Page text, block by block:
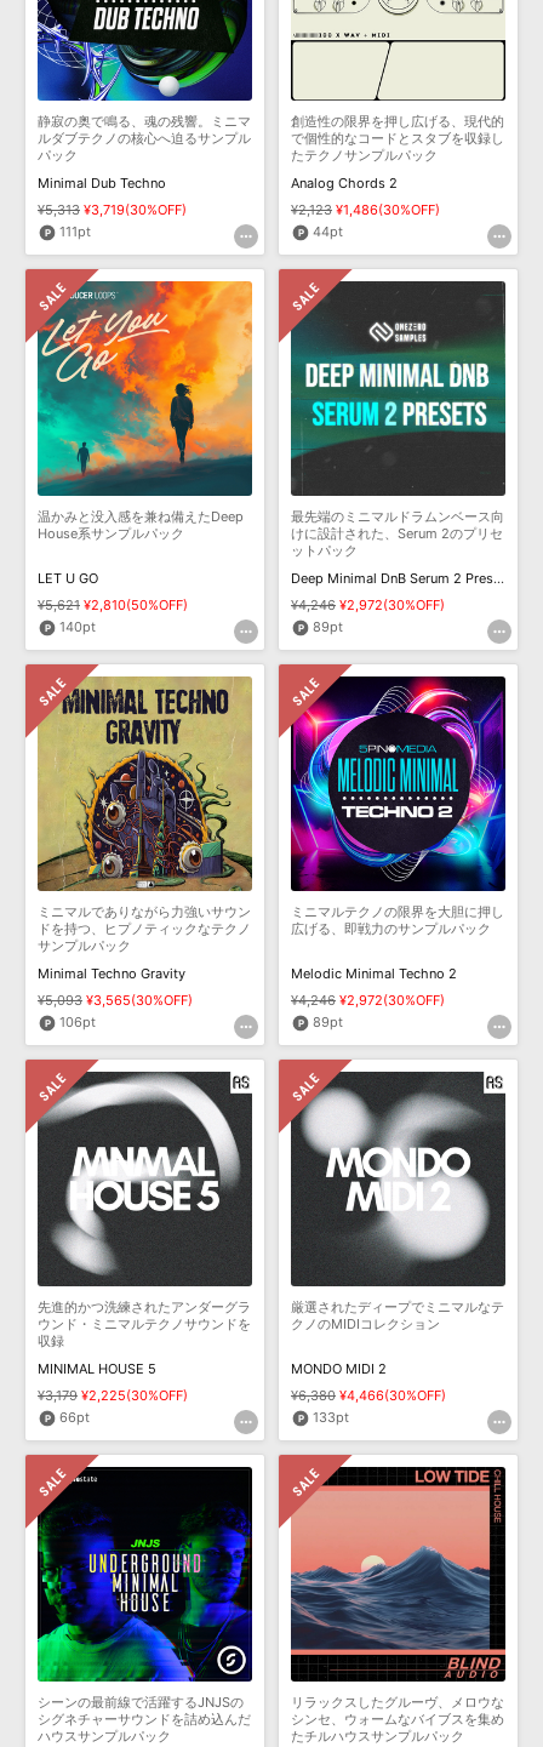
静寂の奥で鳴る、魂の残響。ミニマ
ルダブテクノの核心へ迫るサンプル
パック
Minimal Dub Techno
¥5,313 ¥3,719(30%OFF)
111pt
創造性の限界を押し広げる、現代的
で個性的なコードとスタブを収録し
たテクノサンプルパック
Analog Chords 2
¥2,123 ¥1,486(30%OFF)
44pt
温かみと没入感を兼ね備えたDeep
House系サンプルパック
LET U GO
¥5,621 ¥2,810(50%OFF)
140pt
最先端のミニマルドラムンベース向
けに設計された、Serum 2のプリセ
ットパック
Deep Minimal DnB Serum 2 Presets
¥4,246 ¥2,972(30%OFF)
89pt
ミニマルでありながら力強いサウン
ドを持つ、ヒプノティックなテクノ
サンプルパック
Minimal Techno Gravity
¥5,093 ¥3,565(30%OFF)
106pt
ミニマルテクノの限界を大胆に押し
広げる、即戦力のサンプルパック
Melodic Minimal Techno 2
¥4,246 ¥2,972(30%OFF)
89pt
先進的かつ洗練されたアンダーグラ
ウンド・ミニマルテクノサウンドを
収録
MINIMAL HOUSE 5
¥3,179 ¥2,225(30%OFF)
66pt
厳選されたディープでミニマルなテ
クノのMIDIコレクション
MONDO MIDI 2
¥6,380 ¥4,466(30%OFF)
133pt
シーンの最前線で活躍するJNJSの
シグネチャーサウンドを詰め込んだ
ハウスサンプルパック
リラックスしたグルーヴ、メロウな
シンセ、ウォームなバイブスを集め
たチルハウスサンプルパック